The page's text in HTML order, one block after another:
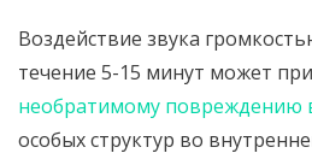
Воздействие звука
течение 5-15 минут может
необратимому повреждению
особых структур во